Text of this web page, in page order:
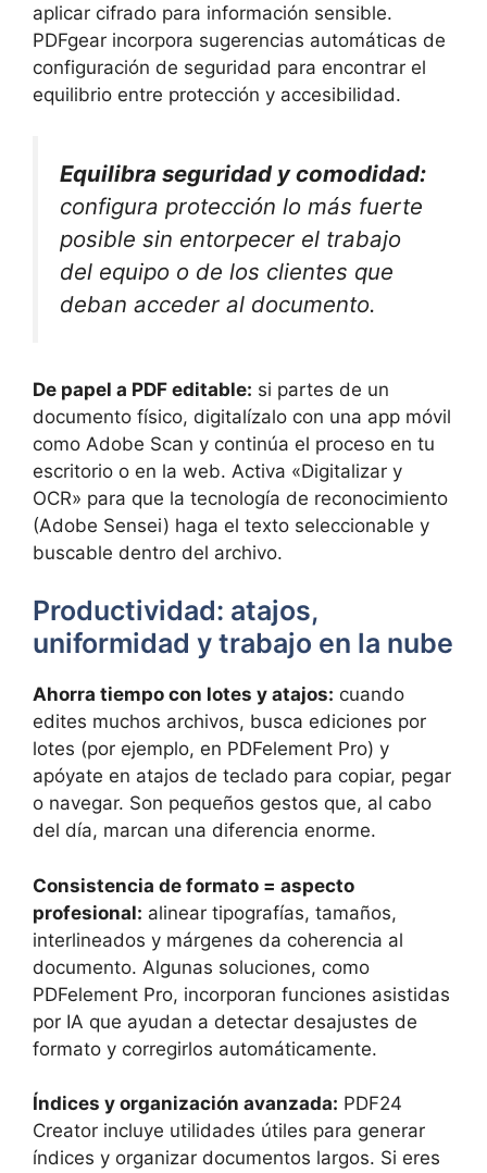
aplicar cifrado para información sensible.
PDFgear incorpora sugerencias automáticas de
configuración de seguridad para encontrar el
equilibrio entre protección y accesibilidad.
Equilibra seguridad y comodidad:
configura protección lo más fuerte
posible sin entorpecer el trabajo
del equipo o de los clientes que
deban acceder al documento.
De papel a PDF editable: si partes de un
documento físico, digitalízalo con una app móvil
como Adobe Scan y continúa el proceso en tu
escritorio o en la web. Activa «Digitalizar y
OCR» para que la tecnología de reconocimiento
(Adobe Sensei) haga el texto seleccionable y
buscable dentro del archivo.
Productividad: atajos,
uniformidad y trabajo en la nube
Ahorra tiempo con lotes y atajos: cuando
edites muchos archivos, busca ediciones por
lotes (por ejemplo, en PDFelement Pro) y
apóyate en atajos de teclado para copiar, pegar
o navegar. Son pequeños gestos que, al cabo
del día, marcan una diferencia enorme.
Consistencia de formato = aspecto
profesional: alinear tipografías, tamaños,
interlineados y márgenes da coherencia al
documento. Algunas soluciones, como
PDFelement Pro, incorporan funciones asistidas
por IA que ayudan a detectar desajustes de
formato y corregirlos automáticamente.
Índices y organización avanzada: PDF24
Creator incluye utilidades útiles para generar
índices y organizar documentos largos. Si eres